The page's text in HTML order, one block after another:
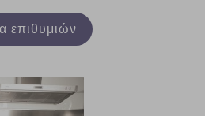
επιθυμιών